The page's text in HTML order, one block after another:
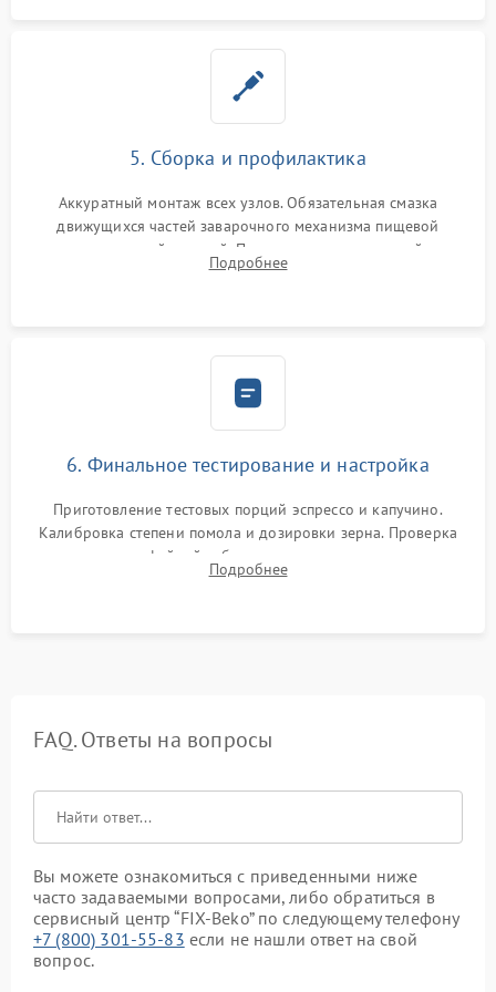
5. Сборка и профилактика
Аккуратный монтаж всех узлов. Обязательная смазка
движущихся частей заварочного механизма пищевой
силиконовой смазкой. Проведение программной
декальцинации и очистки системы от кофейных масел.
Подробнее
6. Финальное тестирование и настройка
Приготовление тестовых порций эспрессо и капучино.
Калибровка степени помола и дозировки зерна. Проверка
плотности кофейной таблетки, температуры напитка и
качества молочной пены. Контроль отсутствия посторонних
Подробнее
FAQ. Ответы на вопросы
Вы можете ознакомиться с приведенными ниже
часто задаваемыми вопросами, либо обратиться в
сервисный центр “FIX-Beko” по следующему телефону
+7 (800) 301-55-83 если не нашли ответ на свой
вопрос.